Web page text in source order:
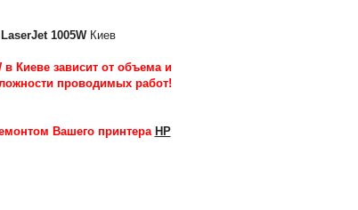
LaserJet 1005WКиев
в Киеве зависит от объема и
проводимых работ!
Вашего принтера HP